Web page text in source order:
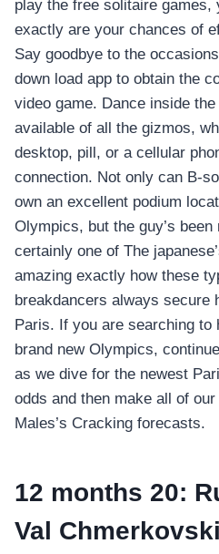
play the free solitaire games,
exactly are your chances of
Say goodbye to the
down load app to obtain the
video game. Dance inside
available of all the gizmos,
desktop, pill, or a cellular
connection. Not only can B-
own an excellent podium
Olympics, but the guy’s
certainly one of The
amazing exactly how these
breakdancers always secure
Paris. If you are searching to
brand new Olympics,
as we dive for the newest
odds and then make all of
Males’s Cracking forecasts.
12 months 20:
Val